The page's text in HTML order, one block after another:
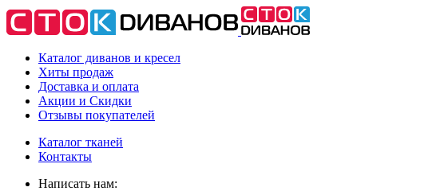
Каталог диванов и кресел
Хиты продаж
Доставка и оплата
Акции и Скидки
Отзывы покупателей
Каталог тканей
Контакты
Написать нам: